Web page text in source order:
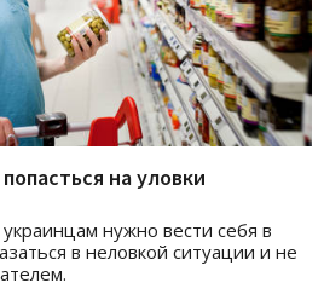
на уловки
украинцам нужно вести себя в
в неловкой ситуации и не